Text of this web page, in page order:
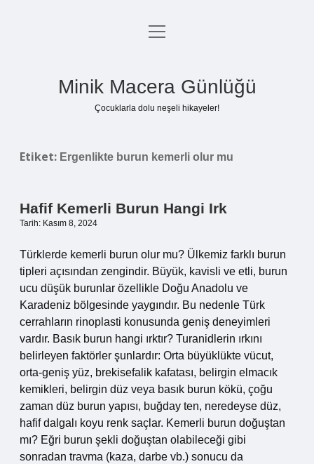
Anasayfa
menüyü
Minik Macera Günlüğü
Çocuklarla dolu neşeli hikayeler!
Etiket: Ergenlikte burun kemerli olur mu
Hafif Kemerli Burun Hangi Irk
Tarih: Kasım 8, 2024
Türklerde kemerli burun olur mu? Ülkemiz farklı burun
tipleri açısından zengindir. Büyük, kavisli ve etli, burun
ucu düşük burunlar özellikle Doğu Anadolu ve
Karadeniz bölgesinde yaygındır. Bu nedenle Türk
cerrahların rinoplasti konusunda geniş deneyimleri
vardır. Basık burun hangi ırktır? Turanidlerin ırkını
belirleyen faktörler şunlardır: Orta büyüklükte vücut,
orta-geniş yüz, brekisefalik kafatası, belirgin elmacık
kemikleri, belirgin düz veya basık burun kökü, çoğu
zaman düz burun yapısı, buğday ten, neredeyse düz,
hafif dalgalı koyu renk saçlar. Kemerli burun doğuştan
mı? Eğri burun şekli doğuştan olabileceği gibi
sonradan travma (kaza, darbe vb.) sonucu da